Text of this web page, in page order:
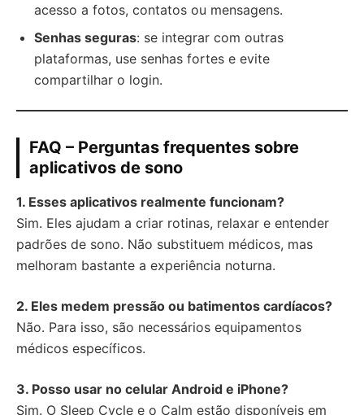
acesso a fotos, contatos ou mensagens.
Senhas seguras: se integrar com outras
plataformas, use senhas fortes e evite
compartilhar o login.
FAQ – Perguntas frequentes sobre
aplicativos de sono
1. Esses aplicativos realmente funcionam?
Sim. Eles ajudam a criar rotinas, relaxar e entender
padrões de sono. Não substituem médicos, mas
melhoram bastante a experiência noturna.
2. Eles medem pressão ou batimentos cardíacos?
Não. Para isso, são necessários equipamentos
médicos específicos.
3. Posso usar no celular Android e iPhone?
Sim. O Sleep Cycle e o Calm estão disponíveis em